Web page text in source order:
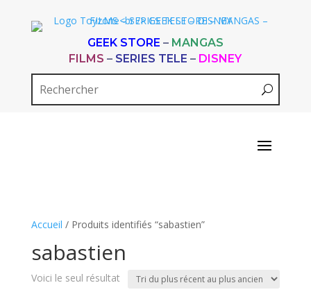
GEEK STORE – MANGAS
FILMS – SERIES TELE – DISNEY
Accueil / Produits identifiés “sabastien”
sabastien
Voici le seul résultat